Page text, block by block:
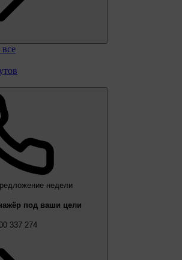
недели
под ваши цели
337 274